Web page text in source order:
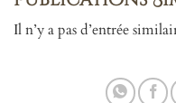
Il n’y a pas d’entrée